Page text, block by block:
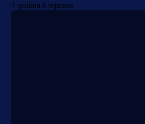
1 godina 6 mjesec